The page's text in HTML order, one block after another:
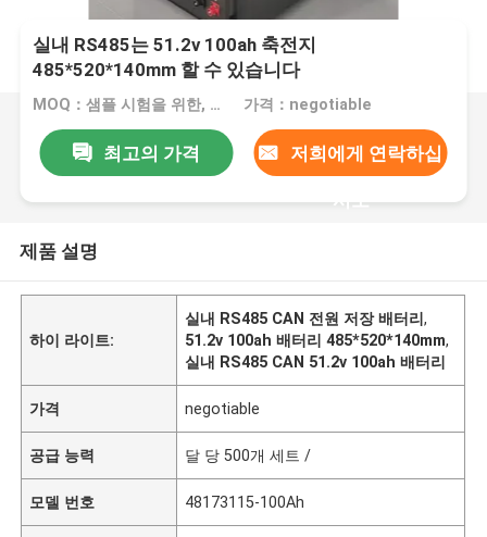
실내 RS485는 51.2v 100ah 축전지
485*520*140mm 할 수 있습니다
MOQ：샘플 시험을 위한, 1대 pc 가격：negotiable
최고의 가격 저희에게 연락하십
시오
제품 설명
하이 라이트:
실내 RS485 CAN 전원 저장 배터리,
51.2v 100ah 배터리 485*520*140mm,
실내 RS485 CAN 51.2v 100ah 배터리
가격 negotiable
공급 능력 달 당 500개 세트 /
모델 번호 48173115-100Ah